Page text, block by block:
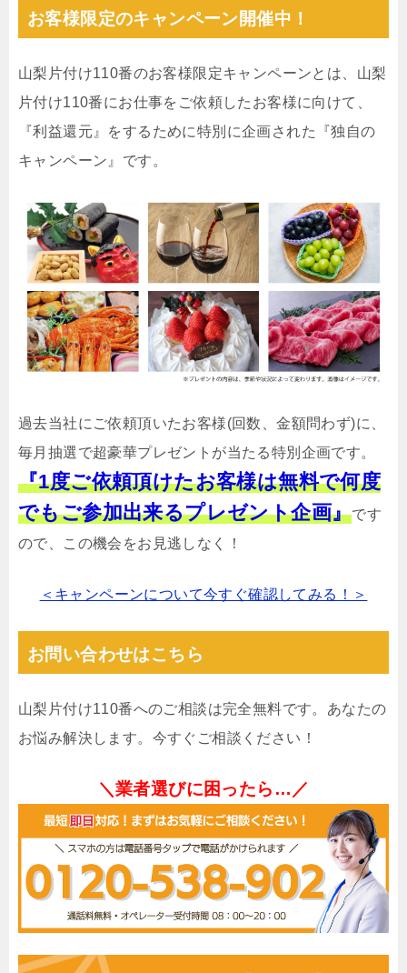
お客様限定のキャンペーン開催中！
山梨片付け110番のお客様限定キャンペーンとは、山梨
片付け110番にお仕事をご依頼したお客様に向けて、
『利益還元』をするために特別に企画された『独自の
キャンペーン』です。
過去当社にご依頼頂いたお客様(回数、金額問わず)に、
毎月抽選で超豪華プレゼントが当たる特別企画です。
『1度ご依頼頂けたお客様は無料で何度
でもご参加出来るプレゼント企画』です
ので、この機会をお見逃しなく！
＜キャンペーンについて今すぐ確認してみる！＞
お問い合わせはこちら
山梨片付け110番へのご相談は完全無料です。あなたの
お悩み解決します。今すぐご相談ください！
＼業者選びに困ったら…／